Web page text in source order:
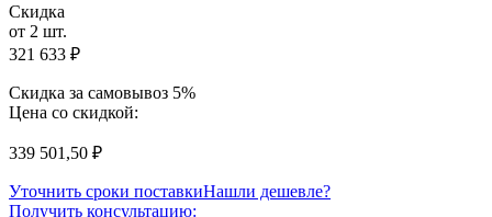
Скидка
от 2 шт.
321 633 ₽
Скидка за самовывоз 5%
Цена со скидкой:
339 501,50 ₽
Уточнить сроки поставкиНашли дешевле?
Получить консультацию: